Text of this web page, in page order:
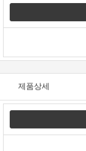
제품상세